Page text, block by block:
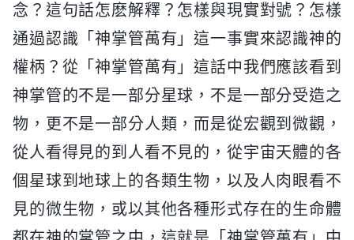
念？這句話怎麽解釋？怎樣與現實對號？怎樣
通過認識「神掌管萬有」這一事實來認識神的
權柄？從「神掌管萬有」這話中我們應該看到
神掌管的不是一部分星球，不是一部分受造之
物，更不是一部分人類，而是從宏觀到微觀，
從人看得見的到人看不見的，從宇宙天體的各
個星球到地球上的各類生物，以及人肉眼看不
見的微生物，或以其他各種形式存在的生命體